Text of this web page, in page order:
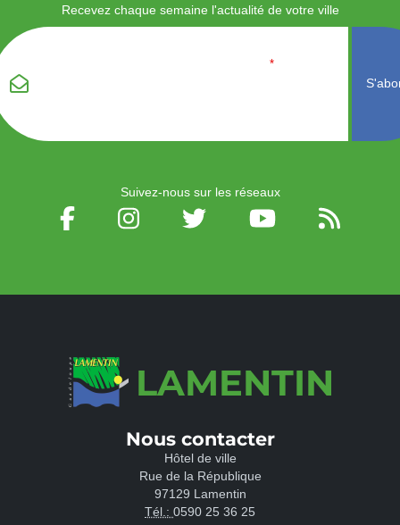
LAMENTIN
Nous contacter
Hôtel de ville
Rue de la République
97129 Lamentin
Tél.: 0590 25 36 25
Recevez chaque semaine l'actualité de votre ville
*
Suivez-nous sur les réseaux